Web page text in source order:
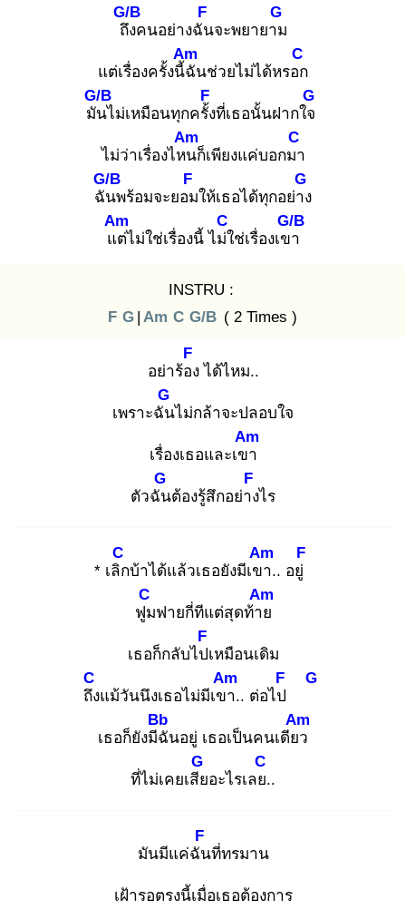
ถึง
G/B
คนอย่างฉัน
F
จะพยายาม
G
แต่เรื่องครั้งนี้ฉั
Am
นช่วยไม่ได้หรอก
C
มัน
G/B
ไม่เหมือนทุกครั้ง
F
ที่เธอนั้นฝากใจ
G
ไม่ว่าเรื่องไหน
Am
ก็เพียงแค่บอกมา
C
ฉัน
G/B
พร้อมจะยอม
F
ให้เธอได้ทุกอย่าง
G
แต่
Am
ไม่ใช่เรื่องนี้ ไม่ใ
C
ช่เรื่องเขา
G/B
INSTRU :
F G | Am C G/B ( 2 Times )
อย่าร้อง
F
ได้ไหม..
เพราะฉัน
G
ไม่กล้าจะปลอบใจ
เรื่องเธอและเขา
Am
ตัวฉัน
G
ต้องรู้สึกอย่าง
F
ไร
* เลิก
C
บ้าได้แล้วเธอยังมีเขา
Am
.. อยู่
F
ฟูม
C
ฟายกี่ทีแต่สุดท้าย
Am
เธอก็กลับไปเ
F
หมือนเดิม
ถึง
C
แม้วันนึงเธอไม่มีเขา
Am
.. ต่อไป
F G
เธอก็ยังมีฉั
Bb
นอยู่ เธอเป็นคนเดียว
Am
ที่ไม่เคยเสีย
G
อะไรเลย.
C
.
มันมีแค่ฉัน
F
ที่ทรมาน
เฝ้ารอตรงนี้เมื่อเธอต้องการ